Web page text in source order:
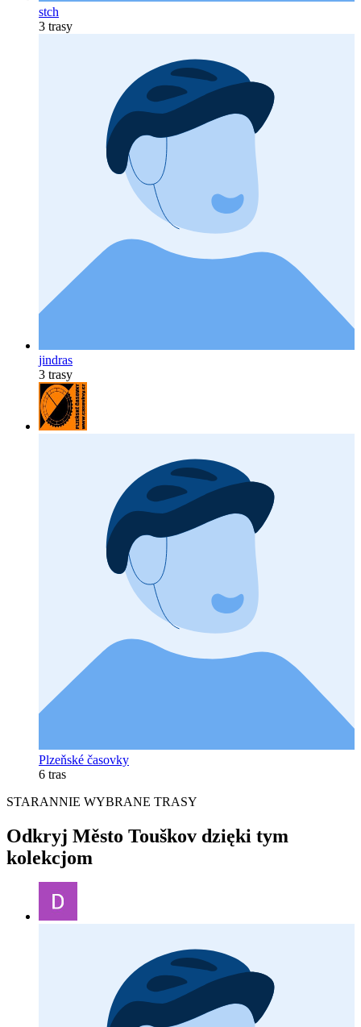
stch
3 trasy
jindras
3 trasy
Plzeňské časovky
6 tras
STARANNIE WYBRANE TRASY
Odkryj Město Touškov dzięki tym
kolekcjom